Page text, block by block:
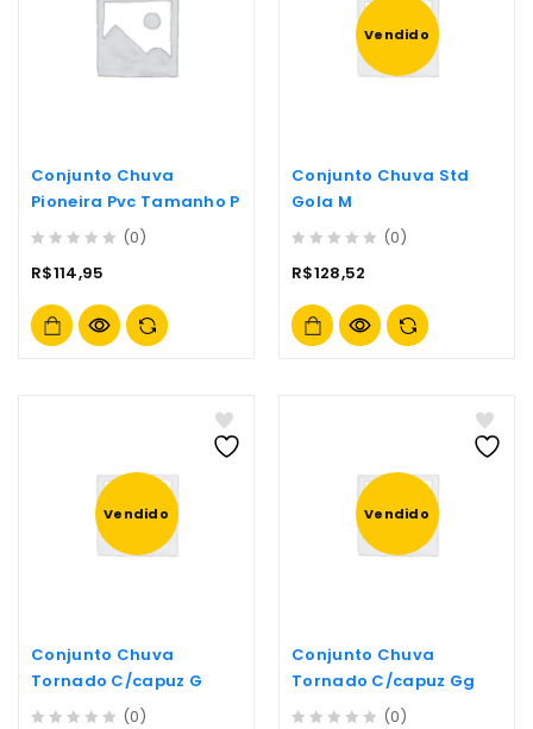
Conjunto Chuva
Pioneira Pvc Tamanho P
out
5
(0)
R$114,95
Vendido
Conjunto Chuva Std
Gola M
out
5
(0)
R$128,52
Vendido
Conjunto Chuva
Tornado C/capuz G
(0)
Vendido
Conjunto Chuva
Tornado C/capuz Gg
(0)